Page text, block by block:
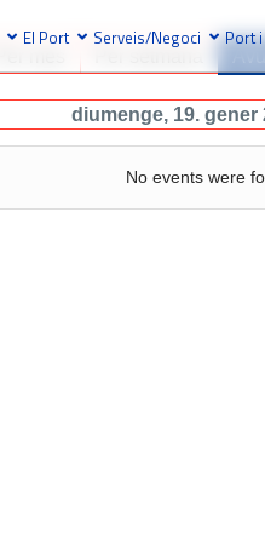
El Port Serveis/Negoci Port
diumenge, 19. gener
No events were